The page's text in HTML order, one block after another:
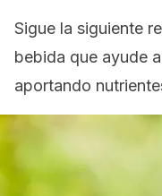
Sigue la siguiente
bebida que ayude
aportando